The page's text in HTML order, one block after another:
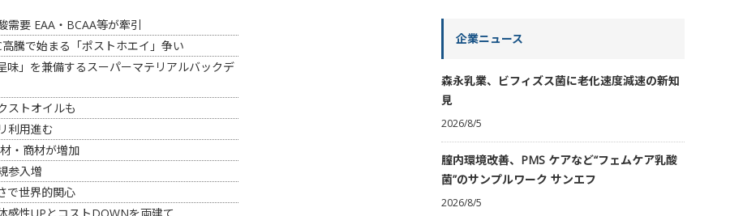
需要 EAA・BCAA等が牽引
騰で始まる「ポストホエイ」争い
」を兼備するスーパーマテリアルバックデ
ストオイルも
利用進む
・商材が増加
参入増
で世界的関心
企業ニュース
森永乳業、ビフィズス菌に老化速度減速の新知
見
2026/8/5
膣内環境改善、PMS ケアなど“フェムケア乳酸
菌”のサンプルワーク サンエフ
2026/8/5